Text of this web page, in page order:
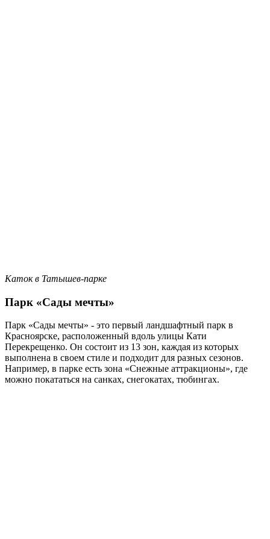
Каток в Татышев-парке
Парк «Сады мечты»
Парк «Сады мечты» - это первый ландшафтный парк в
Красноярске, расположенный вдоль улицы Кати
Перекрещенко. Он состоит из 13 зон, каждая из которых
выполнена в своем стиле и подходит для разных сезонов.
Например, в парке есть зона «Снежные аттракционы», где
можно покататься на санках, снегокатах, тюбингах.